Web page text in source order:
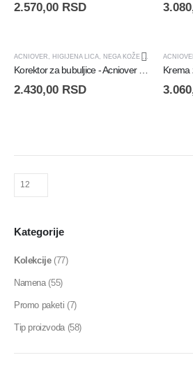
2.570,00 RSD
ZALIHAMA
ACNIOVER , HIGIJENA LICA, NEGA KOŽE SKLONE AKNAMA
2.430,00 RSD
Kategorije
Kolekcije (77)
Namena (55)
Promo paketi (7)
Tip proizvoda (58)